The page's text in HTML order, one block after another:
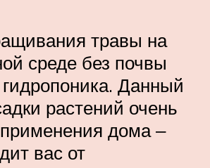
травы на
среде без почвы
Данный
растений очень
дома ‒
вас от